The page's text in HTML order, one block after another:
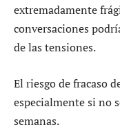
extremadamente
conversaciones
de las tensiones.
El riesgo de fracaso
especialmente si no
semanas.